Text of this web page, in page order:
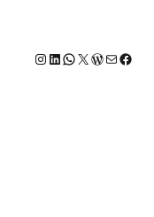
Instagram
LinkedIn
WhatsApp
X E-Mail